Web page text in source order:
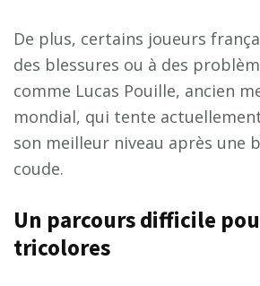
De plus, certains joueurs
des blessures ou à des
comme Lucas Pouille, ancien
mondial, qui tente
son meilleur niveau après une
coude.
Un parcours difficile
tricolores